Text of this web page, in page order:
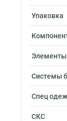
Упаковка
Элементы
Системы
Спец
СКС